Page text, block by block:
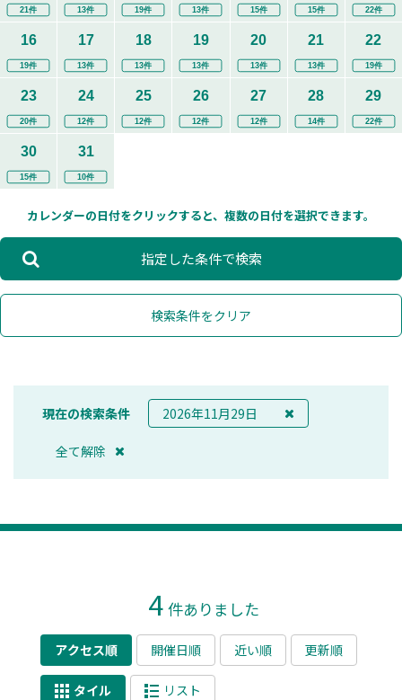
21件 13件 19件 13件 15件 15件 22件
16
19件
17
13件
18
13件
19
13件
20
13件
21
13件
22
19件
23
20件
24
12件
25
12件
26
12件
27
12件
28
14件
29
22件
30
15件
31
10件
カレンダーの日付をクリックすると、複数の日付を選択できます。
指定した条件で検索
検索条件をクリア
現在の検索条件 2026年11月29日
全て解除
4 件ありました
アクセス順 開催日順 近い順 更新順
タイル リスト